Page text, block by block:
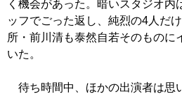
く機会があった。暗いスタジオ内
ッフでごった返し、純烈の4人だ
所・前川清も泰然自若そのものに
いた。
待ち時間中、ほかの出演者は思